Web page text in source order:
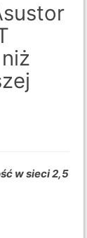
w sieci 2,5